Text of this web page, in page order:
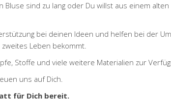
sind zu lang oder Du willst aus einem
bei deinen Ideen und helfen bei der
Leben bekommt.
Stoffe und viele weitere Materialien zur
uns auf Dich.
für Dich bereit.